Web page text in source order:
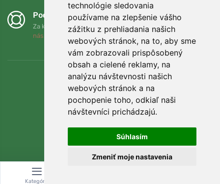
technológie sledovania
používame na zlepšenie vášho
zážitku z prehliadania našich
webových stránok, na to, aby sme
vám zobrazovali prispôsobený
obsah a cielené reklamy, na
analýzu návštevnosti našich
webových stránok a na
pochopenie toho, odkiaľ naši
návštevníci prichádzajú.
Súhlasím
Zmeniť moje nastavenia
Podporujeme Trees.org
Za každú objednávku zasadíme strom! Prečítajte si viac
nás
Kategória